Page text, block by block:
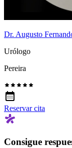
Dr. Augusto
Urólogo
Pereira
Reservar cita
Consigue